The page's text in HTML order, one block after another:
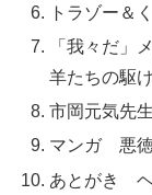
トラゾー＆
「我々だ」
羊たちの駆
市岡元気先
マンガ 悪徳
あとがき ヘ